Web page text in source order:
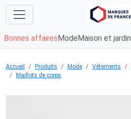
Bonnes affaires Mode Maison et jardin
Accueil Produits Mode Vêtements
Maillots de corps